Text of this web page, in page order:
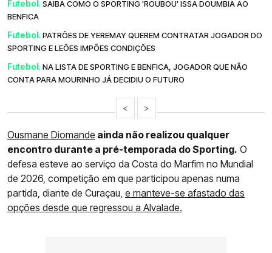
Futebol. SAIBA COMO O SPORTING 'ROUBOU' ISSA DOUMBIA AO
BENFICA
Futebol. PATRÕES DE YEREMAY QUEREM CONTRATAR JOGADOR DO
SPORTING E LEÕES IMPÕES CONDIÇÕES
Futebol. NA LISTA DE SPORTING E BENFICA, JOGADOR QUE NÃO
CONTA PARA MOURINHO JÁ DECIDIU O FUTURO
< >
Ousmane Diomande ainda não realizou qualquer
encontro durante a pré-temporada do Sporting. O
defesa esteve ao serviço da Costa do Marfim no Mundial
de 2026, competição em que participou apenas numa
partida, diante de Curaçau, e manteve-se afastado das
opções desde que regressou a Alvalade.